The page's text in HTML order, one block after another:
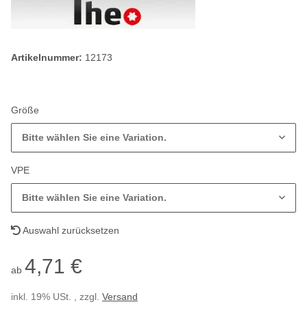
Artikelnummer: 12173
Größe
Bitte wählen Sie eine Variation.
VPE
Bitte wählen Sie eine Variation.
Auswahl zurücksetzen
ab 4,71 €
inkl. 19% USt. , zzgl. Versand